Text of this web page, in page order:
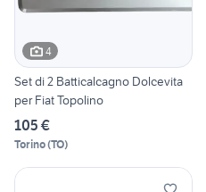
4
Set di 2 Batticalcagno Dolcevita
per Fiat Topolino
105 €
Torino(TO)